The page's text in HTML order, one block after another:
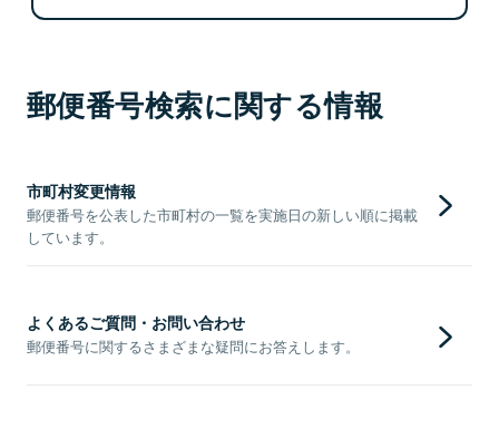
郵便番号検索に関する情報
市町村変更情報
郵便番号を公表した市町村の一覧を実施日の新しい順に掲載
しています。
よくあるご質問・お問い合わせ
郵便番号に関するさまざまな疑問にお答えします。